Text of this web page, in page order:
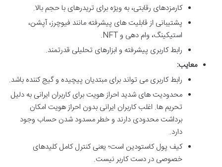
کارمزدهای رقابتی، به ویژه برای تریدرهای با حجم بالا.
پشتیبانی از قابلیت های پیشرفته مانند فیوچرز، آپشن،
استیکینگ، وام دهی و NFT.
رابط کاربری پیشرفته و ابزارهای تحلیلی قدرتمند.
معایب:
رابط کاربری می تواند برای مبتدیان پیچیده و گیج کننده باشد.
محدودیت های شدید احراز هویت برای کاربران ایرانی به دلیل
تحریم ها. اغلب کاربران ایرانی بدون احراز هویت امکان
برداشت محدودی دارند و خطر مسدود شدن حساب وجود
دارد.
کیف پول کاستودین است؛ یعنی کنترل کامل کلیدهای
خصوصی در دست کاربر نیست.